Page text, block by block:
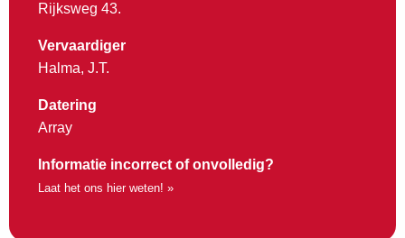
Rijksweg 43.
Vervaardiger
Halma, J.T.
Datering
Array
Informatie incorrect of onvolledig?
Laat het ons hier weten! »